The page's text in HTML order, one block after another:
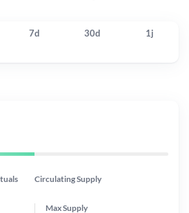
7d 30d 1j
Circulating Supply
Max Supply